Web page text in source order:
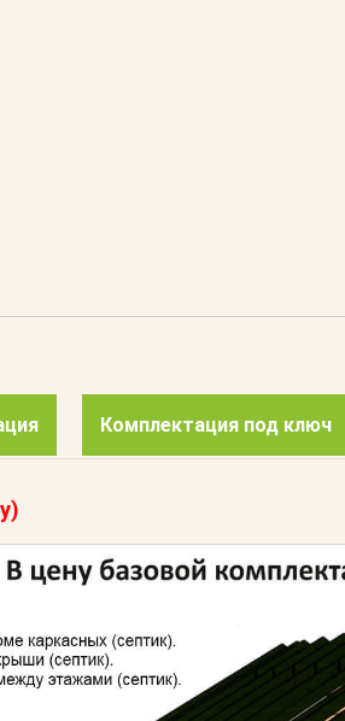
Комплектация под ключ